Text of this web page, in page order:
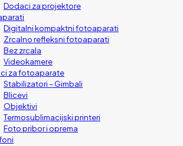
Dodaci za projektore
Digitalni kompaktni fotoaparati
Zrcalno refleksni fotoaparati
Bez zrcala
Videokamere
za fotoaparate
Stabilizatori – Gimbali
Blicevi
Objektivi
Termosublimacijski printeri
Foto pribor i oprema